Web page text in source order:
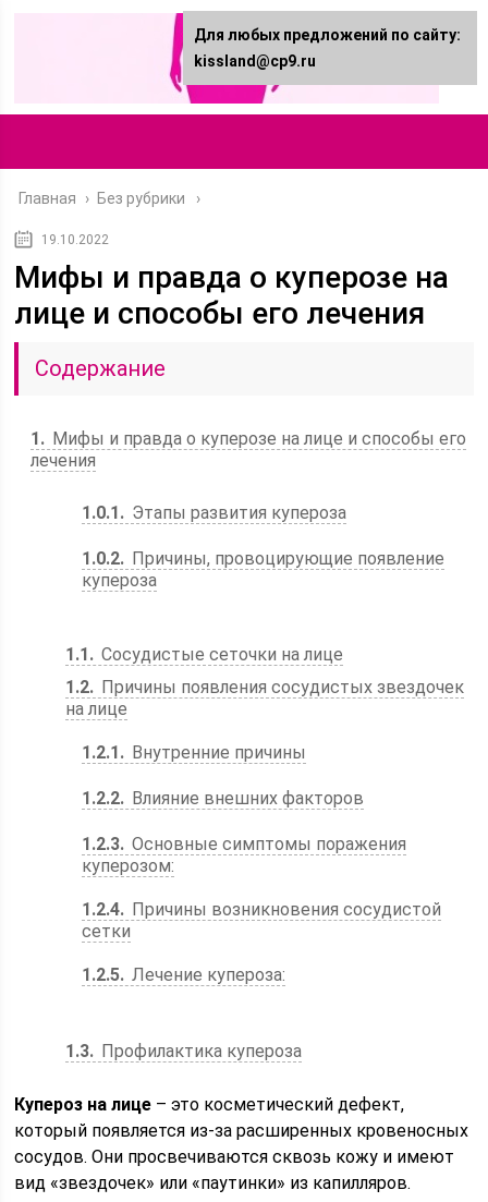
Главная › Без рубрики
19.10.2022
Мифы и правда о куперозе на
лице и способы его лечения
Содержание
1
Мифы и правда о куперозе на лице и способы его
лечения
1.0.1 Этапы развития купероза
1.0.2
Причины, провоцирующие появление
купероза
1.1
Сосудистые сеточки на лице
1.2
Причины появления сосудистых звездочек
на лице
1.2.1 Внутренние причины
1.2.2 Влияние внешних факторов
1.2.3 Основные симптомы поражения
куперозом:
1.2.4
Причины возникновения сосудистой
сетки
1.2.5 Лечение купероза:
1.3 Профилактика купероза
Купероз на лице – это косметический дефект,
который появляется из-за расширенных кровеносных
сосудов. Они просвечиваются сквозь кожу и имеют
вид «звездочек» или «паутинки» из капилляров.
Для любых предложений по сайту:
kissland@cp9.ru